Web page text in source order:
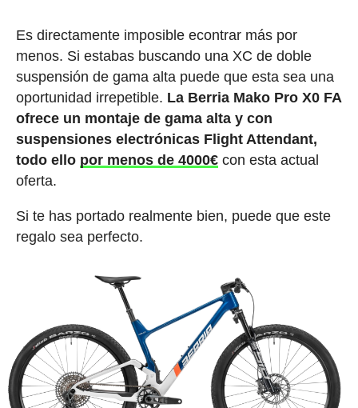
Es directamente imposible econtrar más por
menos. Si estabas buscando una XC de doble
suspensión de gama alta puede que esta sea una
oportunidad irrepetible. La Berria Mako Pro X0 FA
ofrece un montaje de gama alta y con
suspensiones electrónicas Flight Attendant,
todo ello por menos de 4000€ con esta actual
oferta.
Si te has portado realmente bien, puede que este
regalo sea perfecto.